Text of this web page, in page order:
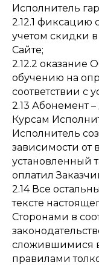
Исполнитель
2.12.1 фиксацию
учетом скидки в
Сайте;
2.12.2 оказание
обучению на
соответствии с
2.13 Абонемент
Курсам
Исполнитель
зависимости от
установленный
оплатил
2.14 Все
тексте
Сторонами в
сложившимися
правилами